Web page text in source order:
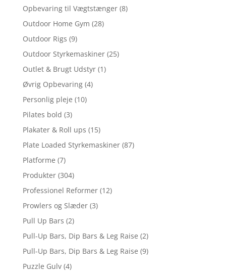
Opbevaring til Vægtstænger (8)
Outdoor Home Gym (28)
Outdoor Rigs (9)
Outdoor Styrkemaskiner (25)
Outlet & Brugt Udstyr (1)
Øvrig Opbevaring (4)
Personlig pleje (10)
Pilates bold (3)
Plakater & Roll ups (15)
Plate Loaded Styrkemaskiner (87)
Platforme (7)
Produkter (304)
Professionel Reformer (12)
Prowlers og Slæder (3)
Pull Up Bars (2)
Pull-Up Bars, Dip Bars & Leg Raise (2)
Pull-Up Bars, Dip Bars & Leg Raise (9)
Puzzle Gulv (4)